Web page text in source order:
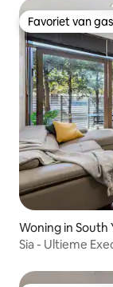
Favoriet van
Favoriet van
Woning in South
Sia - Ultieme